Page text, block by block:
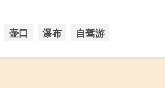
壶口 瀑布 自驾游